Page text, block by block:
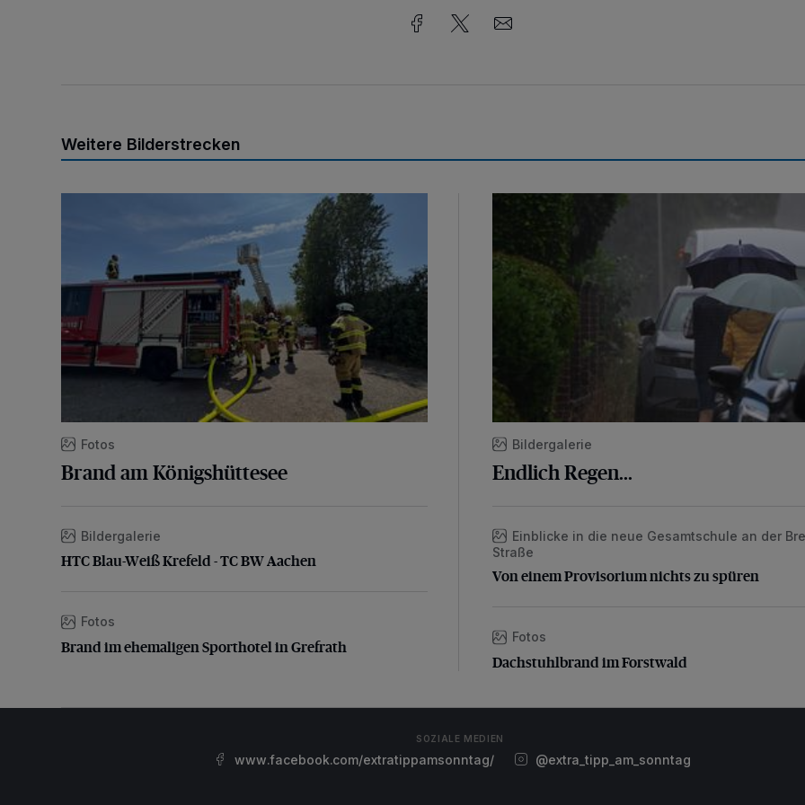
Weitere Bilderstrecken
Fotos
Brand am Königshüttesee
HTC Blau-Weiß Krefeld - TC BW Aachen
Bildergalerie
HTC Blau-Weiß Krefeld - TC BW Aachen
Brand im ehemaligen Sporthotel in Grefrath
Fotos
Brand im ehemaligen Sporthotel in Grefrath
Endlich Regen...
Bildergalerie
Endlich Regen...
Von einem Provisorium nichts zu spüren
Einblicke in die neue Gesamtschule an der
Straße
Von einem Provisorium nichts zu spüren
Dachstuhlbrand im Forstwald
Fotos
Dachstuhlbrand im Forstwald
SOZIALE MEDIEN
www.facebook.com/extratippamsonntag/ @extra_tipp_am_sonntag